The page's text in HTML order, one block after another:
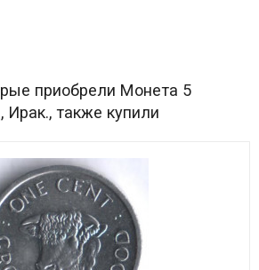
приобрели Монета 5
Ирак., также купили